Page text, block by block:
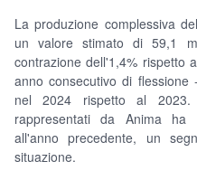
La produzione complessiva
un valore stimato di 59,1
contrazione dell'1,4% rispetto
anno consecutivo di
nel 2024 rispetto al 2023.
rappresentati da Anima ha
all'anno precedente, un
situazione.